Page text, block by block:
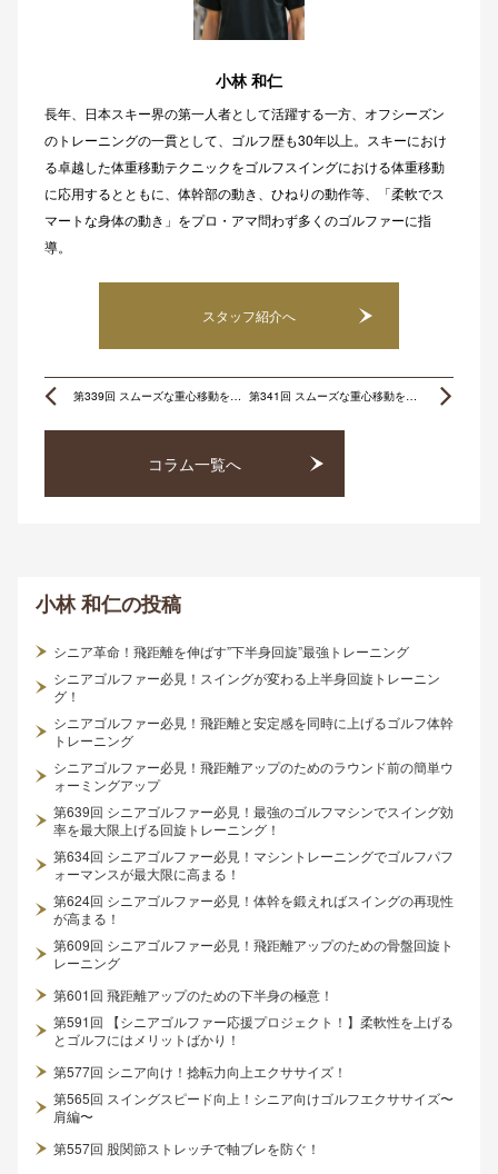
小林 和仁
長年、日本スキー界の第一人者として活躍する一方、オフシーズン
のトレーニングの一貫として、ゴルフ歴も30年以上。スキーにおけ
る卓越した体重移動テクニックをゴルフスイングにおける体重移動
に応用するとともに、体幹部の動き、ひねりの動作等、「柔軟でス
マートな身体の動き」をプロ・アマ問わず多くのゴルファーに指
導。
スタッフ紹介へ
Prev 第339回 スムーズな重心移動を可能にする股関節の動き Ⅰ 第341回 スムーズな重心移動を可能にする股関節の動き Ⅲ
コラム一覧へ
小林 和仁の投稿
シニア革命！飛距離を伸ばす”下半身回旋”最強トレーニング
シニアゴルファー必見！スイングが変わる上半身回旋トレーニン
グ！
シニアゴルファー必見！飛距離と安定感を同時に上げるゴルフ体幹
トレーニング
シニアゴルファー必見！飛距離アップのためのラウンド前の簡単ウ
ォーミングアップ
第639回 シニアゴルファー必見！最強のゴルフマシンでスイング効
率を最大限上げる回旋トレーニング！
第634回 シニアゴルファー必見！マシントレーニングでゴルフパフ
ォーマンスが最大限に高まる！
第624回 シニアゴルファー必見！体幹を鍛えればスイングの再現性
が高まる！
第609回 シニアゴルファー必見！飛距離アップのための骨盤回旋ト
レーニング
第601回 飛距離アップのための下半身の極意！
第591回 【シニアゴルファー応援プロジェクト！】柔軟性を上げる
とゴルフにはメリットばかり！
第577回 シニア向け！捻転力向上エクササイズ！
第565回 スイングスピード向上！シニア向けゴルフエクササイズ〜
肩編〜
第557回 股関節ストレッチで軸ブレを防ぐ！